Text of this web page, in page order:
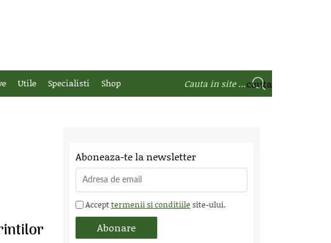
Utile Specialisti Shop
Aboneaza-te la newsletter
Accepttermenii si conditiile site-ului.